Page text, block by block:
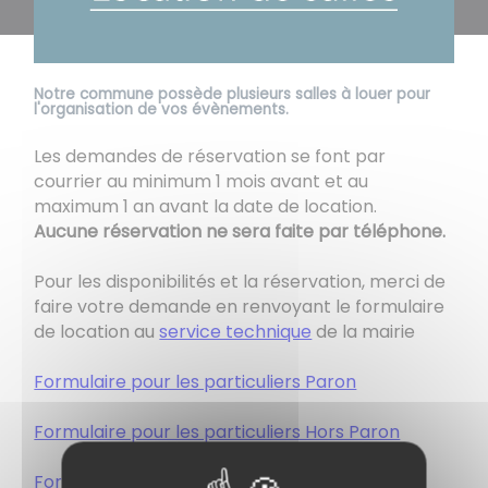
Notre commune possède plusieurs salles à louer pour
l'organisation de vos évènements.
Les demandes de réservation se font par
courrier au minimum 1 mois avant et au
maximum 1 an avant la date de location.
Aucune réservation ne sera faite par téléphone.
Pour les disponibilités et la réservation, merci de
faire votre demande en renvoyant le formulaire
de location auservice technique de la mairie
Formulaire pour les particuliers Paron
Formulaire pour les particuliers Hors Paron
Formulaire pour les Associations